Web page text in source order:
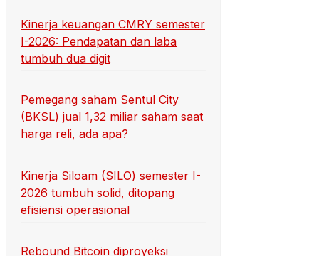
Kinerja keuangan CMRY semester
I-2026: Pendapatan dan laba
tumbuh dua digit
Pemegang saham Sentul City
(BKSL) jual 1,32 miliar saham saat
harga reli, ada apa?
Kinerja Siloam (SILO) semester I-
2026 tumbuh solid, ditopang
efisiensi operasional
Rebound Bitcoin diproyeksi